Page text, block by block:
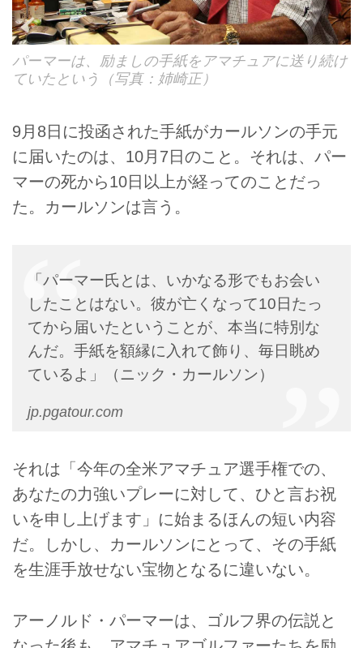
パーマーは、励ましの手紙をアマチュアに送り続け
ていたという（写真：姉崎正）
9月8日に投函された手紙がカールソンの手元
に届いたのは、10月7日のこと。それは、パー
マーの死から10日以上が経ってのことだっ
た。カールソンは言う。
「パーマー氏とは、いかなる形でもお会い
したことはない。彼が亡くなって10日たっ
てから届いたということが、本当に特別な
んだ。手紙を額縁に入れて飾り、毎日眺め
ているよ」（ニック・カールソン）
jp.pgatour.com
それは「今年の全米アマチュア選手権での、
あなたの力強いプレーに対して、ひと言お祝
いを申し上げます」に始まるほんの短い内容
だ。しかし、カールソンにとって、その手紙
を生涯手放せない宝物となるに違いない。
アーノルド・パーマーは、ゴルフ界の伝説と